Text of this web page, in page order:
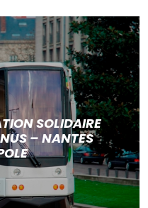
SOLIDAIRE
– NANTES